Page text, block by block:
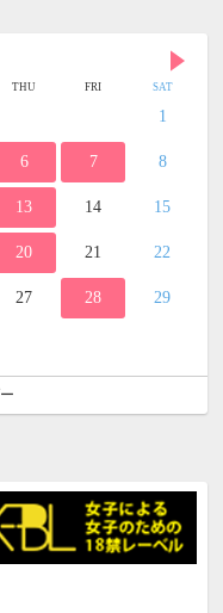
THU FRI SAT
1
6 7 8
13 14 15
20 21 22
27 28 29